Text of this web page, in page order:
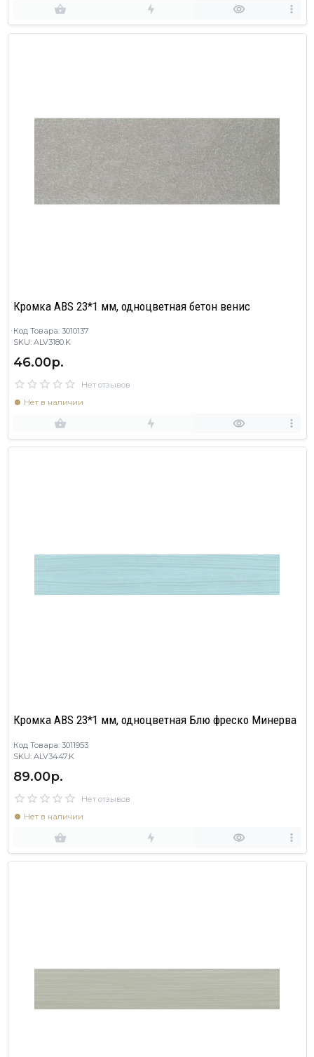
Кромка ABS 23*1 мм, одноцветная бетон венис
Код Товара: 3010137
SKU: ALV3180.K
46.00р.
Нет отзывов
Нет в наличии
Кромка ABS 23*1 мм, одноцветная Блю фреско Минерва
Код Товара: 3011953
SKU: ALV3447.K
89.00р.
Нет отзывов
Нет в наличии